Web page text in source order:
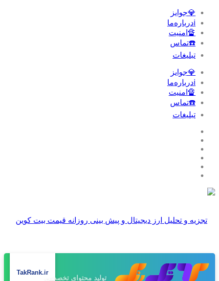
💎جوایز
ℹ️درباره‌ما
🔏امنیت
☎️تماس
تبلیغات‌
💎جوایز
ℹ️درباره‌ما
🔏امنیت
☎️تماس
تبلیغات‌
تولید محتوای تخصصیTakRank.ir
صفحه اصلی
📚 دانشنامه